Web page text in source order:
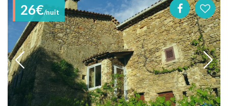
26€/nuit